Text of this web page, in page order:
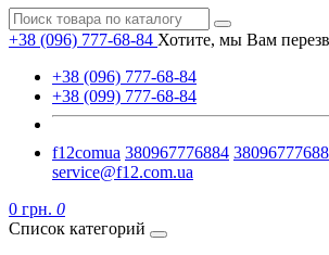
+38 (096) 777-68-84 Хотите, мы Вам
+38 (096) 777-68-84
+38 (099) 777-68-84
f12comua 380967776884
service@f12.com.ua
0 грн. 0
Список категорий